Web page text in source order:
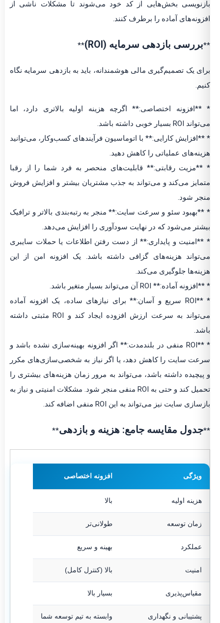
بازنویسی بخش‌هایی از کد خود می‌شوند تا مشکلات ناشی از
افزونه‌های آماده را برطرف کنند.
**بررسی بازدهی سرمایه (ROI) **
برای یک تصمیم‌گیری مالی هوشمندانه، باید به بازدهی سرمایه نگاه
کنیم.
* **افزونه اختصاصی:** اگرچه هزینه اولیه بالاتری دارد، اما
می‌تواند ROI بسیار خوبی داشته باشد.
* **افزایش کارایی:** با اتوماسیون فرآیندهای کسب‌وکار، می‌توانید
هزینه‌های عملیاتی را کاهش دهید.
* **مزیت رقابتی:** قابلیت‌های منحصر به فرد شما را از رقبا
متمایز می‌کند و می‌تواند به جذب مشتریان بیشتر و افزایش فروش
منجر شود.
* **بهبود سئو و سرعت سایت:** منجر به رتبه‌بندی بالاتر و ترافیک
بیشتر می‌شود که در نهایت سودآوری را افزایش می‌دهد.
* **امنیت و پایداری:** از دست رفتن اطلاعات یا حملات سایبری
می‌تواند هزینه‌های گزافی داشته باشد. یک افزونه امن از این
هزینه‌ها جلوگیری می‌کند.
* **افزونه آماده:** ROI آن می‌تواند بسیار متغیر باشد.
* **ROI سریع و آسان:** برای نیازهای ساده، یک افزونه آماده
می‌تواند به سرعت ارزش افزوده ایجاد کند و ROI مثبتی داشته
باشد.
* **ROI منفی در بلندمدت:** اگر افزونه بهینه‌سازی نشده باشد و
سرعت سایت را کاهش دهد، یا اگر نیاز به شخصی‌سازی‌های مکرر
و پیچیده داشته باشد، می‌تواند به مرور زمان هزینه‌های بیشتری را
تحمیل کند و حتی به ROI منفی منجر شود. مشکلات امنیتی و نیاز به
بازسازی سایت نیز می‌تواند به این ROI منفی اضافه کند.
**جدول مقایسه جامع: هزینه و بازدهی**
ویژگی افزونه اختصاصی
هزینه اولیه بالا
زمان توسعه طولانی‌تر
عملکرد بهینه و سریع
امنیت بالا (کنترل کامل)
مقیاس‌پذیری بسیار بالا
پشتیبانی و نگهداری وابسته به تیم توسعه شما